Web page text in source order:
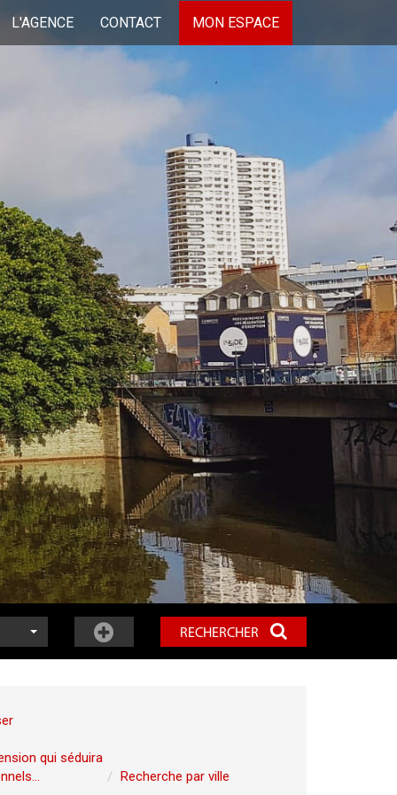
L'AGENCE CONTACT MON ESPACE
RECHERCHER
qui séduira
Recherche par ville